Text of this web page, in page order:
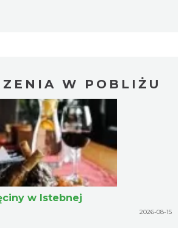
W POBLIŻU
w Istebnej
2026-08-15